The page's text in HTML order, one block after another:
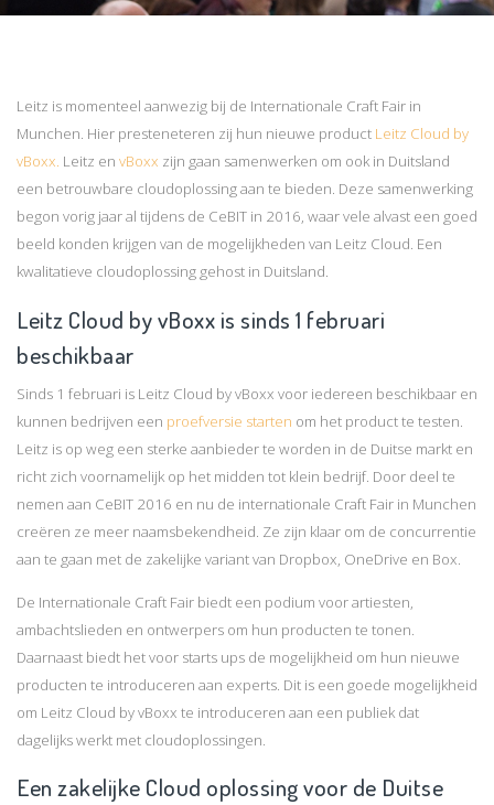
Leitz is momenteel aanwezig bij de Internationale Craft Fair in
Munchen. Hier presteneteren zij hun nieuwe product Leitz Cloud by
vBoxx. Leitz en vBoxx zijn gaan samenwerken om ook in Duitsland
een betrouwbare cloudoplossingaan te bieden. Deze samenwerking
begon vorig jaar al tijdens de CeBIT in 2016, waar vele alvast een goed
beeld konden krijgen van de mogelijkheden van Leitz Cloud. Een
kwalitatieve cloudoplossing gehost in Duitsland.
Leitz Cloud by vBoxx is sinds 1 februari
beschikbaar
Sinds 1 februari is Leitz Cloud by vBoxx voor iedereen beschikbaar en
kunnen bedrijven een proefversie starten om het product te testen.
Leitz is op weg een sterke aanbieder te worden in de Duitse markt en
richt zich voornamelijk op het midden tot klein bedrijf. Door deel te
nemen aan CeBIT 2016 en nu de internationale Craft Fair in Munchen
creëren ze meer naamsbekendheid. Ze zijn klaar om de concurrentie
aan te gaan met de zakelijke variant van Dropbox, OneDrive en Box.
De Internationale Craft Fair biedt een podium voor artiesten,
ambachtslieden en ontwerpers om hun producten te tonen.
Daarnaast biedt het voor starts ups de mogelijkheid om hun nieuwe
producten te introduceren aan experts. Dit is een goede mogelijkheid
om Leitz Cloud by vBoxx te introduceren aan een publiek dat
dagelijks werkt met cloudoplossingen.
Een zakelijke Cloud oplossing voor de Duitse